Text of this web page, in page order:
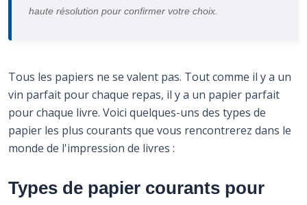
haute résolution pour confirmer votre choix.
Tous les papiers ne se valent pas. Tout comme il y a un
vin parfait pour chaque repas, il y a un papier parfait
pour chaque livre. Voici quelques-uns des types de
papier les plus courants que vous rencontrerez dans le
monde de l'impression de livres :
Types de papier courants pour